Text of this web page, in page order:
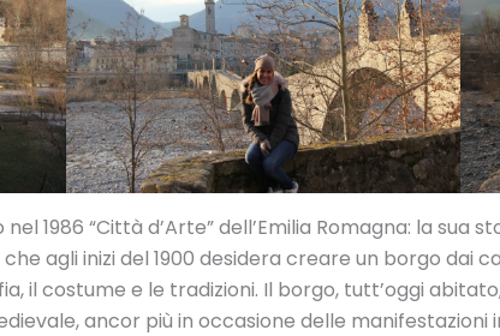
1986 “Città d’Arte” dell’Emilia Romagna: la sua
agli inizi del 1900 desidera creare un borgo
il costume e le tradizioni. Il borgo, tutt’oggi
ancor più in occasione delle manifestazioni